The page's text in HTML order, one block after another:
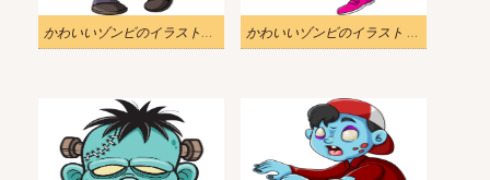
かわいいゾンビのイラスト画像 かわいいゾンビのイラスト png